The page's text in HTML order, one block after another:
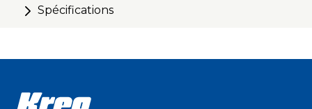
Spécifications